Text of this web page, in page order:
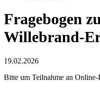
Fragebogen
Willebrand-
19.02.2026
Bitte um Teilnahme an